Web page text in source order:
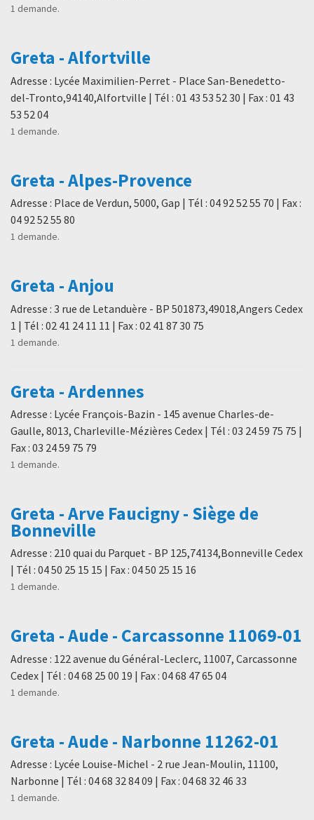
1 demande.
Greta - Alfortville
Adresse : Lycée Maximilien-Perret - Place San-Benedetto-
del-Tronto,94140,Alfortville | Tél : 01 43 53 52 30 | Fax : 01 43
53 52 04
1 demande.
Greta - Alpes-Provence
Adresse : Place de Verdun, 5000, Gap | Tél : 04 92 52 55 70 | Fax :
04 92 52 55 80
1 demande.
Greta - Anjou
Adresse : 3 rue de Letanduère - BP 501873,49018,Angers Cedex
1 | Tél : 02 41 24 11 11 | Fax : 02 41 87 30 75
1 demande.
Greta - Ardennes
Adresse : Lycée François-Bazin - 145 avenue Charles-de-
Gaulle, 8013, Charleville-Mézières Cedex | Tél : 03 24 59 75 75 |
Fax : 03 24 59 75 79
1 demande.
Greta - Arve Faucigny - Siège de
Bonneville
Adresse : 210 quai du Parquet - BP 125,74134,Bonneville Cedex
| Tél : 04 50 25 15 15 | Fax : 04 50 25 15 16
1 demande.
Greta - Aude - Carcassonne 11069-01
Adresse : 122 avenue du Général-Leclerc, 11007, Carcassonne
Cedex | Tél : 04 68 25 00 19 | Fax : 04 68 47 65 04
1 demande.
Greta - Aude - Narbonne 11262-01
Adresse : Lycée Louise-Michel - 2 rue Jean-Moulin, 11100,
Narbonne | Tél : 04 68 32 84 09 | Fax : 04 68 32 46 33
1 demande.